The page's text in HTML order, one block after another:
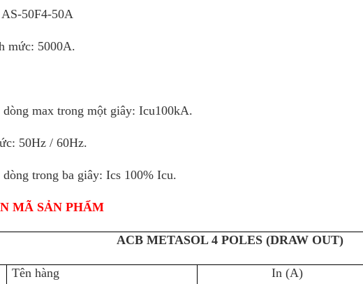
AS-50F4-50A
mức: 5000A.
dòng max trong một giây: Icu100kA.
50Hz / 60Hz.
trong ba giây: Ics 100% Icu.
MÃ SẢN PHẨM
ACB METASOL 4 POLES (DRAW OUT)
Tên hàng In (A)